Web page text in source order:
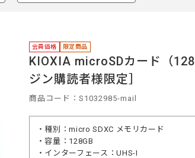
択
会員価格 限定商品
KIOXIA microSDカード（
ジン購読者様限定］
商品コード：S1032985-mail
・種別：micro SDXC メモリカード
・容量：128GB
・インターフェース：UHS-I